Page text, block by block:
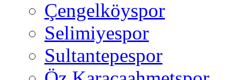
Çengelköyspor
Selimiyespor
Sultantepespor